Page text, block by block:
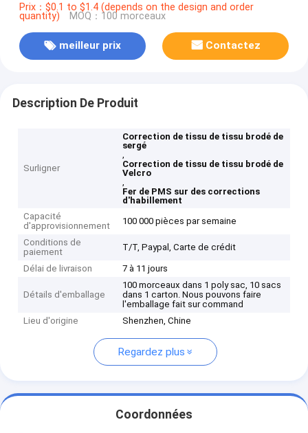
Prix：$0.1 to $1.4 (depends on the design and order
quantity) MOQ：100 morceaux
meilleur prix Contactez
Description De Produit
Surligner
Correction de tissu de tissu brodé de
sergé
,
Correction de tissu de tissu brodé de
Velcro
,
Fer de PMS sur des corrections
d'habillement
Capacité
d'approvisionnement
100 000 pièces par semaine
Conditions de
paiement
T/T, Paypal, Carte de crédit
Délai de livraison 7 à 11 jours
Détails d'emballage
100 morceaux dans 1 poly sac, 10 sacs
dans 1 carton. Nous pouvons faire
l'emballage fait sur command
Lieu d'origine
Shenzhen, Chine
Regardez plus
Coordonnées